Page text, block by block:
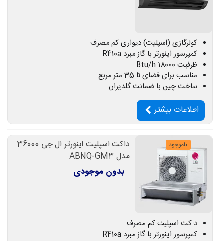
کولرگازی (اسپلیت) دیواری کم مصرف
کمپرسور اینورتر با گاز مبرد R410a
ظرفیت 18000 Btu/h
مناسب برای فضای تا 35 متر مربع
ساخت چین با ضمانت گلدیران
اطلاعات بیشتر
ناموجود
داکت اسپلیت اینورتر ال جی 36000
مدل ABNQ-GM3
بدون موجودی
داکت اسپلیت کم مصرف
کمپرسور اینورتر با گاز مبرد R410a